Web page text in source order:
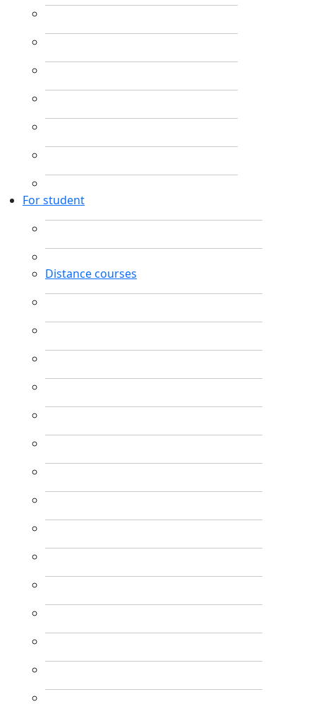
For student
Distance courses